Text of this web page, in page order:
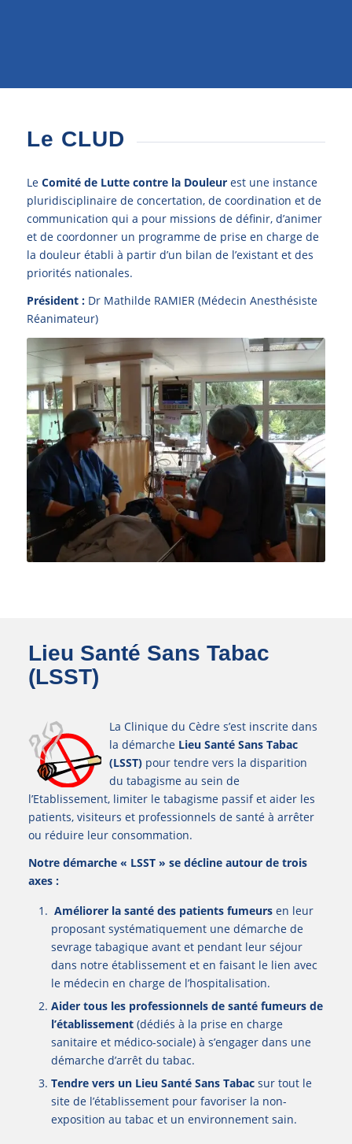
Le CLUD
Le Comité de Lutte contre la Douleur est une instance
pluridisciplinaire de concertation, de coordination et de
communication qui a pour missions de définir, d’animer
et de coordonner un programme de prise en charge de
la douleur établi à partir d’un bilan de l’existant et des
priorités nationales.
Président : Dr Mathilde RAMIER (Médecin Anesthésiste
Réanimateur)
Lieu Santé Sans Tabac
(LSST)
La Clinique du Cèdre s’est inscrite dans
la démarche Lieu Santé Sans Tabac
(LSST)pour tendre vers la disparition
du tabagisme au sein de
l’Etablissement, limiter le tabagisme passif et aider les
patients, visiteurs et professionnels de santé à arrêter
ou réduire leur consommation.
Notre démarche « LSST » se décline autour de trois
axes :
Améliorer la santé des patients fumeursen leur
proposant systématiquement une démarche de
sevrage tabagique avant et pendant leur séjour
dans notre établissement et en faisant le lien avec
le médecin en charge de l’hospitalisation.
Aider tous les professionnels de santé fumeurs de
l’établissement(dédiés à la prise en charge
sanitaire et médico-sociale) à s’engager dans une
démarche d’arrêt du tabac.
Tendre vers un Lieu Santé Sans Tabacsur tout le
site de l’établissement pour favoriser la non-
exposition au tabac et un environnement sain.